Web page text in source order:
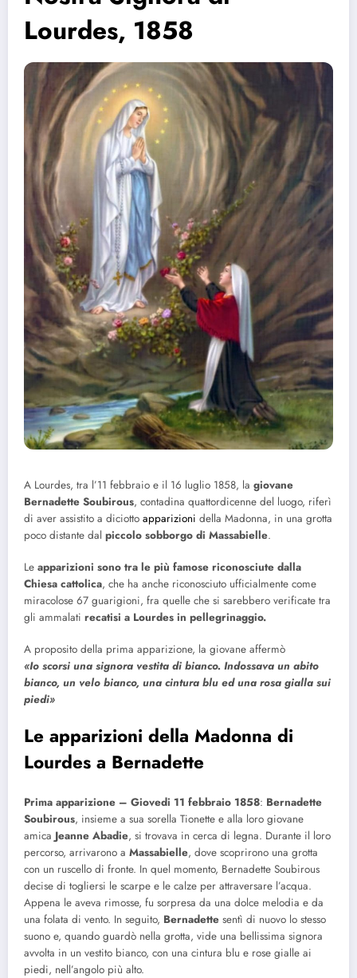
Lourdes, 1858
A Lourdes, tra l’11 febbraio e il 16 luglio 1858, la giovane
Bernadette Soubirous, contadina quattordicenne del luogo, riferì
di aver assistito a diciotto apparizioni della Madonna, in una grotta
poco distante dal piccolo sobborgo di Massabielle.
Le apparizioni sono tra le più famose riconosciute dalla
Chiesa cattolica, che ha anche riconosciuto ufficialmente come
miracolose 67 guarigioni, fra quelle che si sarebbero verificate tra
gli ammalati recatisi a Lourdes in pellegrinaggio.
A proposito della prima apparizione, la giovane affermò
«Io scorsi una signora vestita di bianco. Indossava un abito
bianco, un velo bianco, una cintura blu ed una rosa gialla sui
piedi»
Le apparizioni della Madonna di
Lourdes a Bernadette
Prima apparizione – Giovedi 11 febbraio 1858: Bernadette
Soubirous, insieme a sua sorella Tionette e alla loro giovane
amica Jeanne Abadie, si trovava in cerca di legna. Durante il loro
percorso, arrivarono a Massabielle, dove scoprirono una grotta
con un ruscello di fronte. In quel momento, Bernadette Soubirous
decise di togliersi le scarpe e le calze per attraversare l’acqua.
Appena le aveva rimosse, fu sorpresa da una dolce melodia e da
una folata di vento. In seguito, Bernadette sentì di nuovo lo stesso
suono e, quando guardò nella grotta, vide una bellissima signora
avvolta in un vestito bianco, con una cintura blu e rose gialle ai
piedi, nell’angolo più alto.